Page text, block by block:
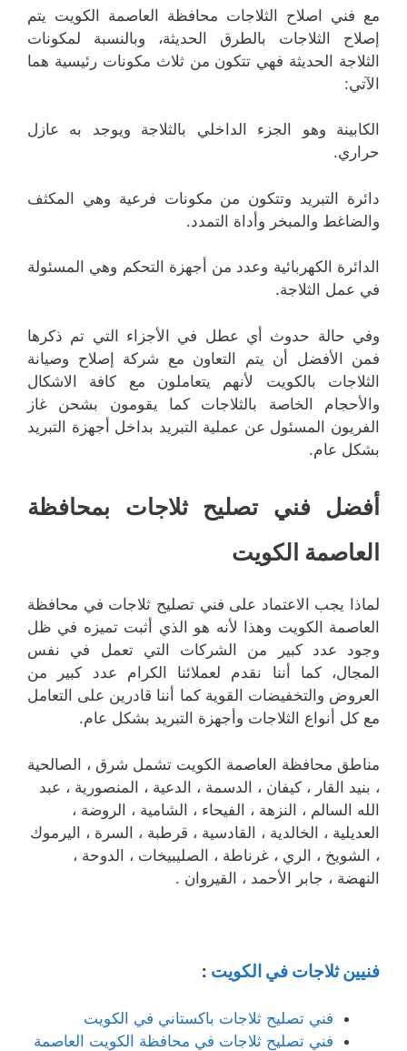
مع فني اصلاح الثلاجات محافظة العاصمة الكويت يتم
إصلاح الثلاجات بالطرق الحديثة، وبالنسبة لمكونات
الثلاجة الحديثة فهي تتكون من ثلاث مكونات رئيسية هما
الآتي:
الكابينة وهو الجزء الداخلي بالثلاجة ويوجد به عازل
حراري.
دائرة التبريد وتتكون من مكونات فرعية وهي المكثف
والضاغط والمبخر وأداة التمدد.
الدائرة الكهربائية وعدد من أجهزة التحكم وهي المسئولة
في عمل الثلاجة.
وفي حالة حدوث أي عطل في الأجزاء التي تم ذكرها
فمن الأفضل أن يتم التعاون مع شركة إصلاح وصيانة
الثلاجات بالكويت لأنهم يتعاملون مع كافة الاشكال
والأحجام الخاصة بالثلاجات كما يقومون بشحن غاز
الفريون المسئول عن عملية التبريد بداخل أجهزة التبريد
بشكل عام.
أفضل فني تصليح ثلاجات بمحافظة
العاصمة الكويت
لماذا يجب الاعتماد على فني تصليح ثلاجات في محافظة
العاصمة الكويت وهذا لأنه هو الذي أثبت تميزه في ظل
وجود عدد كبير من الشركات التي تعمل في نفس
المجال، كما أننا نقدم لعملائنا الكرام عدد كبير من
العروض والتخفيضات القوية كما أننا قادرين على التعامل
مع كل أنواع الثلاجات وأجهزة التبريد بشكل عام.
مناطق محافظة العاصمة الكويت تشمل شرق ، الصالحية
، بنيد القار ، كيفان ، الدسمة ، الدعية ، المنصورية ، عبد
الله السالم ، النزهة ، الفيحاء ، الشامية ، الروضة ،
العديلية ، الخالدية ، القادسية ، قرطبة ، السرة ، اليرموك
، الشويخ ، الري ، غرناطة ، الصليبيخات ، الدوحة ،
النهضة ، جابر الأحمد ، القيروان .
فنيين ثلاجات في الكويت :
فني تصليح ثلاجات باكستاني في الكويت
فني تصليح ثلاجات في محافظة الكويت العاصمة